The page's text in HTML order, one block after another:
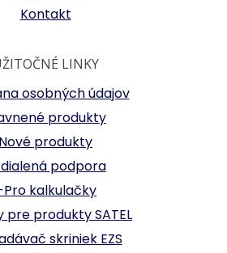
Kontakt
LINKY
osobných údajov
produkty
Nové produkty
podpora
kalkulačky
pre produkty SATEL
skriniek EZS